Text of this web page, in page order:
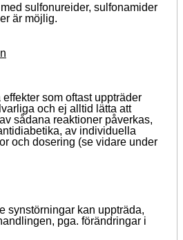
sulfonureider, sulfonamider
är möjlig.
som oftast uppträder
och ej alltid lätta att
sådana reaktioner påverkas,
av individuella
och dosering (se vidare under
synstörningar kan uppträda,
pga. förändringar i